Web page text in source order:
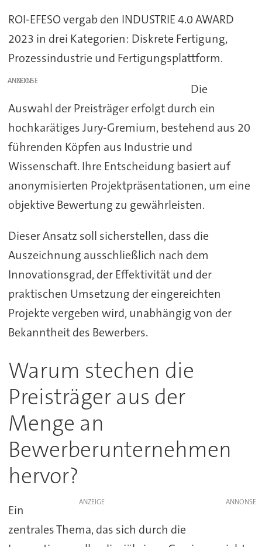
ROI-EFESO vergab den INDUSTRIE 4.0 AWARD
2023 in drei Kategorien: Diskrete Fertigung,
Prozessindustrie und Fertigungsplattform.
ANZEIGE
Die
Auswahl der Preisträger erfolgt durch ein
hochkarätiges Jury-Gremium, bestehend aus 20
führenden Köpfen aus Industrie und
Wissenschaft. Ihre Entscheidung basiert auf
anonymisierten Projektpräsentationen, um eine
objektive Bewertung zu gewährleisten.
Dieser Ansatz soll sicherstellen, dass die
Auszeichnung ausschließlich nach dem
Innovationsgrad, der Effektivität und der
praktischen Umsetzung der eingereichten
Projekte vergeben wird, unabhängig von der
Bekanntheit des Bewerbers.
Warum stechen die
Preisträger aus der
Menge an
Bewerberunternehmen
hervor?
ANZEIGE
Ein
zentrales Thema, das sich durch die